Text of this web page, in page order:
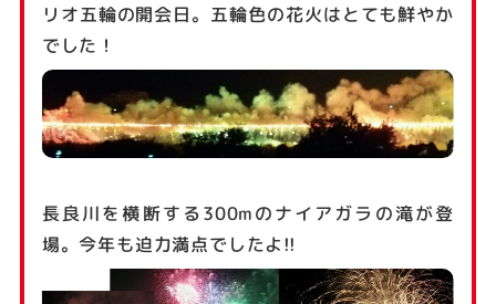
リオ五輪の開会日。五輪色の花火はとても鮮やか
でした！
長良川を横断する300mのナイアガラの滝が登
場。今年も迫力満点でしたよ!!